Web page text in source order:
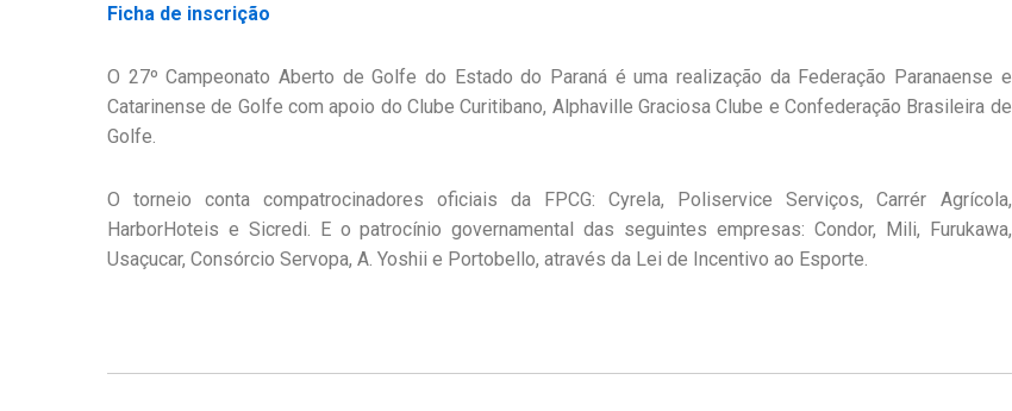
Ficha de inscrição
O 27º Campeonato Aberto de Golfe do Estado do Paraná é uma realização da Federação Paranaense e
Catarinense de Golfe com apoio do Clube Curitibano, Alphaville Graciosa Clube e Confederação Brasileira de
Golfe.
O torneio conta compatrocinadores oficiais da FPCG: Cyrela, Poliservice Serviços, Carrér Agrícola,
HarborHoteis e Sicredi. E o patrocínio governamental das seguintes empresas: Condor, Mili, Furukawa,
Usaçucar, Consórcio Servopa, A. Yoshii e Portobello, através da Lei de Incentivo ao Esporte.